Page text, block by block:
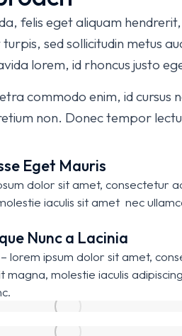
felis eget aliquam
sed sollicitudin metus
lorem, id rhoncus justo
commodo enim, id cursus
non. Donec tempor
Eget Mauris
dolor sit amet, consectetur
iaculis sit amet nec
Nunc a Lacinia
lorem ipsum dolor sit amet,
magna, molestie iaculis